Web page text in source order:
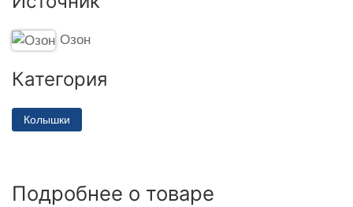
Озон
Категория
Колышки
Подробнее о товаре